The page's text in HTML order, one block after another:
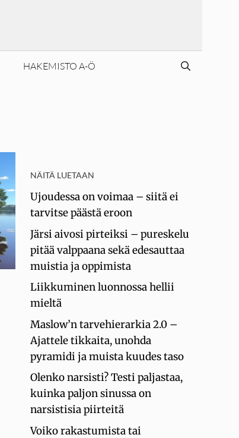
HAKEMISTO A-Ö
NÄITÄ LUETAAN
Ujoudessa on voimaa – siitä ei
tarvitse päästä eroon
Järsi aivosi pirteiksi – pureskelu
pitää valppaana sekä edesauttaa
muistia ja oppimista
Liikkuminen luonnossa hellii
mieltä
Maslow’n tarvehierarkia 2.0 –
Ajattele tikkaita, unohda
pyramidi ja muista kuudes taso
Olenko narsisti? Testi paljastaa,
kuinka paljon sinussa on
narsistisia piirteitä
Voiko rakastumista tai